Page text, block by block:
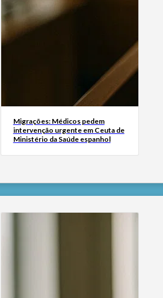
Migrações: Médicos pedem
intervenção urgente em Ceuta de
Ministério da Saúde espanhol